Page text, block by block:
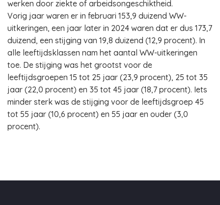
werken door ziekte of arbeidsongeschiktheid.
Vorig jaar waren er in februari 153,9 duizend WW-
uitkeringen, een jaar later in 2024 waren dat er dus 173,7
duizend, een stijging van 19,8 duizend (12,9 procent). In
alle leeftijdsklassen nam het aantal WW-uitkeringen
toe. De stijging was het grootst voor de
leeftijdsgroepen 15 tot 25 jaar (23,9 procent), 25 tot 35
jaar (22,0 procent) en 35 tot 45 jaar (18,7 procent). Iets
minder sterk was de stijging voor de leeftijdsgroep 45
tot 55 jaar (10,6 procent) en 55 jaar en ouder (3,0
procent).